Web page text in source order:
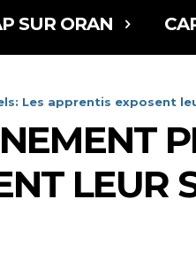
SUR ORAN
Les apprentis exposent
LEUR